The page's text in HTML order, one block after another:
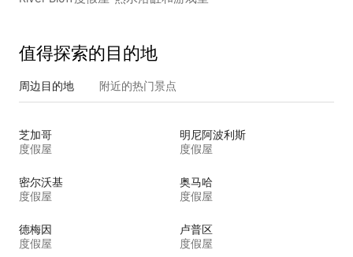
值得探索的目的地
周边目的地 附近的热门景点
芝加哥
度假屋
明尼阿波利斯
度假屋
密尔沃基
度假屋
奥马哈
度假屋
德梅因
度假屋
卢普区
度假屋